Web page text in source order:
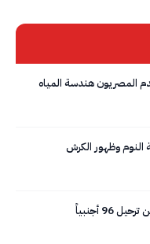
المصريون هندسة المياه
النوم وظهور الكرش
أجنبياً